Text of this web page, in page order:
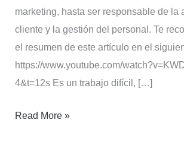
marketing, hasta ser responsable de la
cliente y la gestión del personal. Te
el resumen de este artículo en el
https://www.youtube.com/
4&t=12s Es un trabajo difícil, […]
Read More »